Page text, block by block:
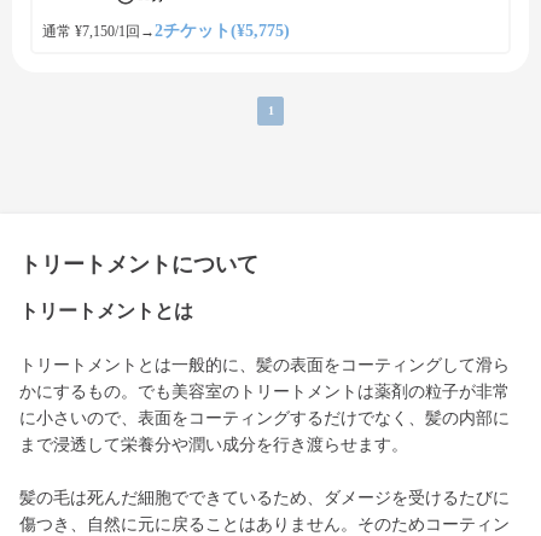
通常 ¥7,150/1回 →2チケット(¥5,775)
1
トリートメントについて
トリートメントとは
トリートメントとは一般的に、髪の表面をコーティングして滑ら
かにするもの。でも美容室のトリートメントは薬剤の粒子が非常
に小さいので、表面をコーティングするだけでなく、髪の内部に
まで浸透して栄養分や潤い成分を行き渡らせます。
髪の毛は死んだ細胞でできているため、ダメージを受けるたびに
傷つき、自然に元に戻ることはありません。そのためコーティン